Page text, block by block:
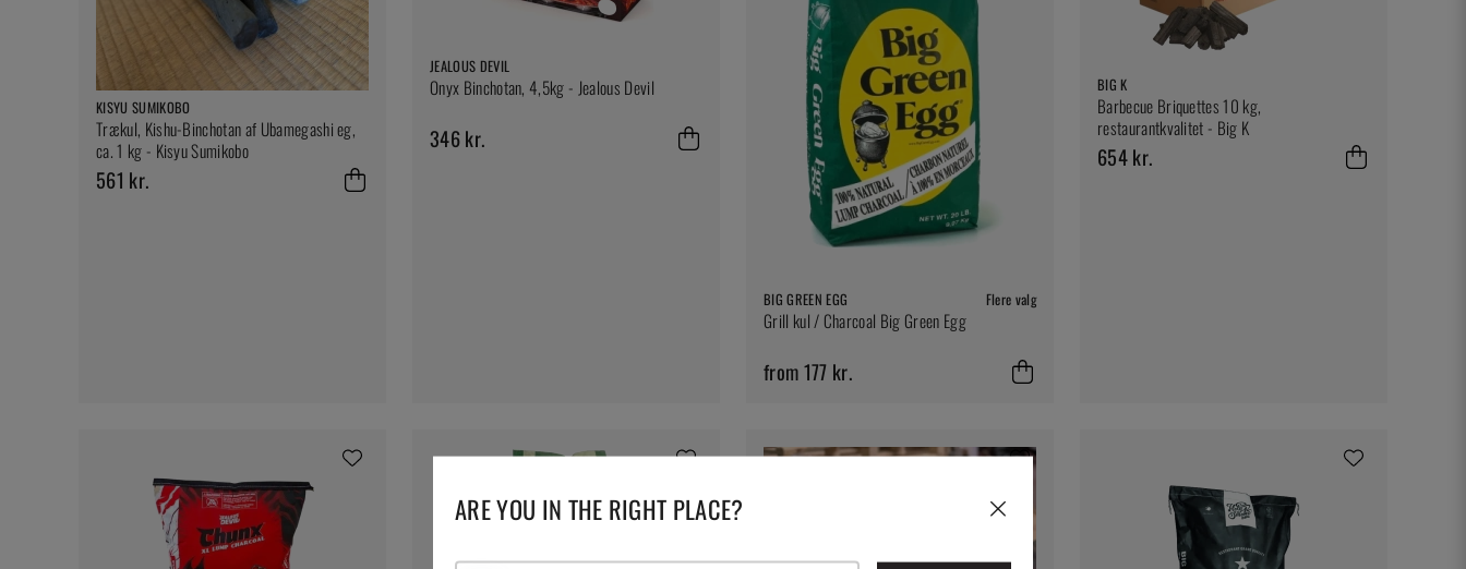
KISYU SUMIKOBO
Trækul, Kishu-Binchotan af Ubamegashi eg,
ca. 1 kg - Kisyu Sumikobo
561 kr.
JEALOUS DEVIL
Onyx Binchotan, 4,5kg - Jealous Devil
346 kr.
BIG GREEN EGG Flere valg
Grill kul / Charcoal Big Green Egg
from 177 kr.
BIG K
Barbecue Briquettes 10 kg,
restaurantkvalitet - Big K
654 kr.
ARE YOU IN THE RIGHT PLACE?